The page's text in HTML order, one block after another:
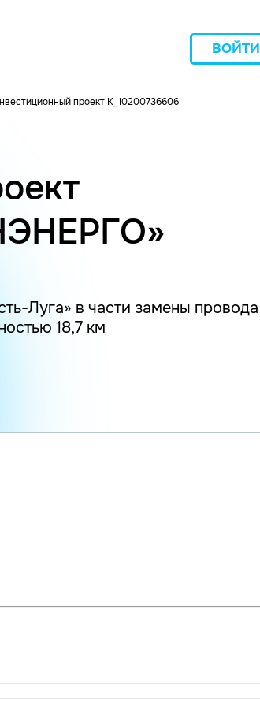
ВОЙТИ
проект K_10200736606
Луга» в части замены провода
18,7 км